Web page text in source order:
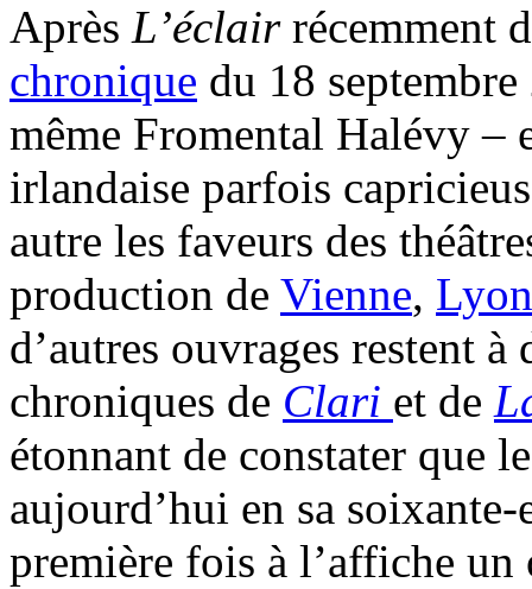
Après L’éclairrécemment
chronique du 18
même Fromental Halévy –
irlandaise parfois
autre les faveurs des
production de Vienne, Lyon
d’autres ouvrages restent
chroniques de Clari et de
étonnant de constater que
aujourd’hui en sa
première fois à l’affiche un